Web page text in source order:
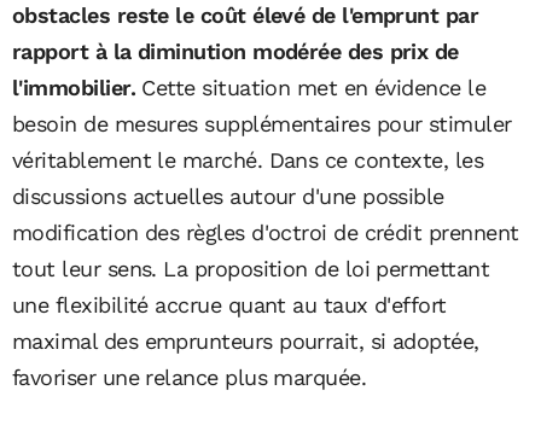
obstacles reste le coût élevé de l'emprunt par
rapport à la diminution modérée des prix de
l'immobilier.Cette situation met en évidence le
besoin de mesures supplémentaires pour stimuler
véritablement le marché. Dans ce contexte, les
discussions actuelles autour d'une possible
modification des règles d'octroi de crédit prennent
tout leur sens. La proposition de loi permettant
une flexibilité accrue quant au taux d'effort
maximal des emprunteurs pourrait, si adoptée,
favoriser une relance plus marquée.